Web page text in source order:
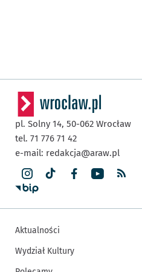
pl. Solny 14, 50-062 Wrocław
tel. 71 776 71 42
e-mail: redakcja@araw.pl
Aktualności
Wydział Kultury